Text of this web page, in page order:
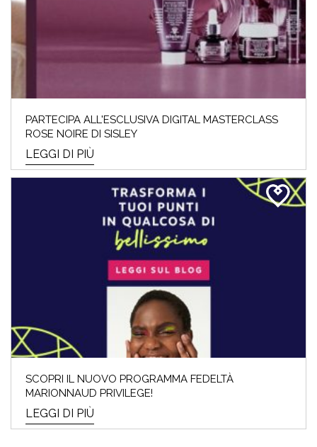
PARTECIPA ALL'ESCLUSIVA DIGITAL MASTERCLASS
ROSE NOIRE DI SISLEY
LEGGI DI PIÙ
SCOPRI IL NUOVO PROGRAMMA FEDELTÀ
MARIONNAUD PRIVILEGE!
LEGGI DI PIÙ